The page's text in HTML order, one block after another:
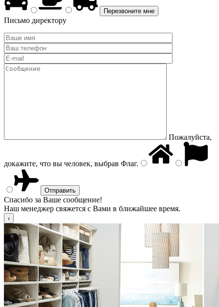
Письмо директору
Пожалуйста,
докажите, что вы человек, выбрав Флаг.
Спасибо за Ваше сообщение!
Наш менеджер свяжется с Вами в ближайшее время.